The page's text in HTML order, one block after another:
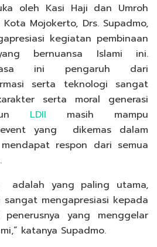
oleh Kasi Haji dan Umroh
Mojokerto, Drs. Supadmo,
kegiatan pembinaan
bernuansa Islami ini.
ini pengaruh dari
serta teknologi sangat
serta moral generasi
LDII masih mampu
event yang dikemas dalam
respon dari semua
adalah yang paling utama,
mengapresiasi kepada
yang menggelar
katanya Supadmo.